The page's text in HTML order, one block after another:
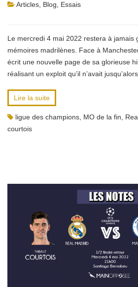
Articles Blog
Essais
Le mercredi 4 mai 2022 restera à jamais
mémoires madrilènes. Face à
écrit une nouvelle page de sa glorieuse
réalisant un exploit qu’il n’avait
Lire la suite
ligue des champions MO de la fin
courtois